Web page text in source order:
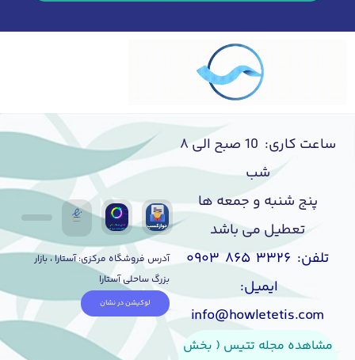
ساعت کاری: 10 صبح الی ۸
شب
پنج شنبه و جمعه ها
تعطیل می باشد
تلفن: ۳۳۲۶ ۸۶۵ ۰۹۰۳
ایمیل:
info@howletetis.com
مشاهده مجله تتیس ( بخش
آدرس فروشگاه مرکزی: آستارا ، بازار
بزرگ ساحلی آستارا
لوکیشن در نشان